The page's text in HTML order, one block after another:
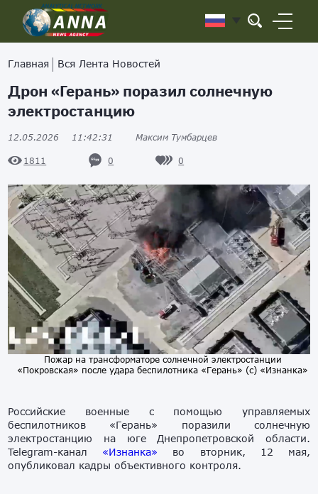
Главная Вся Лента Новостей
Дрон «Герань» поразил солнечную
электростанцию
12.05.2026 11:42:31 Максим Тумбарцев
1811 0 0
Пожар на трансформаторе солнечной электростанции
«Покровская» после удара беспилотника «Герань» (с) «Изнанка»
Российские военные с помощью управляемых
беспилотников «Герань» поразили солнечную
электростанцию на юге Днепропетровской области.
Telegram-канал «Изнанка» во вторник, 12 мая,
опубликовал кадры объективного контроля.